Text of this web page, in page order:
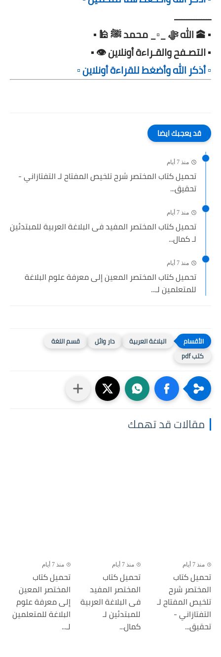
ـــــــــــــــ
▪️ 🕋 الله ﷻ _▫️_ محمد ﷺ 🕌 ▪️
▪️ التصـفح والقـراءة أونلاين 👁️ ▪️
▫️ أذكر الله وأضغط للقراءة أونلاين ▫️
قد يعجبك ايضا
منذ 7 أيام
تحميل كتاب المختصر شرح تلخيص المفتاح لـ التفتازاني -
تحقيق...
منذ 7 أيام
تحميل كتاب المختصر المفيد فى البلاغة العربية للمبتدئين
لـ كمال...
منذ 7 أيام
تحميل كتاب المختصر المعين إلى معرفة علوم البلاغة
للمتعلمين لـ...
البلاغة العربية دار وائل
قسم اللغة
كتب pdf
مقالات قد تهمك
منذ 7 أيام
تحميل كتاب
المختصر شرح
تلخيص المفتاح لـ
التفتازاني -
تحقيق...
منذ 7 أيام
تحميل كتاب
المختصر المفيد
فى البلاغة العربية
للمبتدئين لـ
كمال...
منذ 7 أيام
تحميل كتاب
المختصر المعين
إلى معرفة علوم
البلاغة للمتعلمين
لـ...